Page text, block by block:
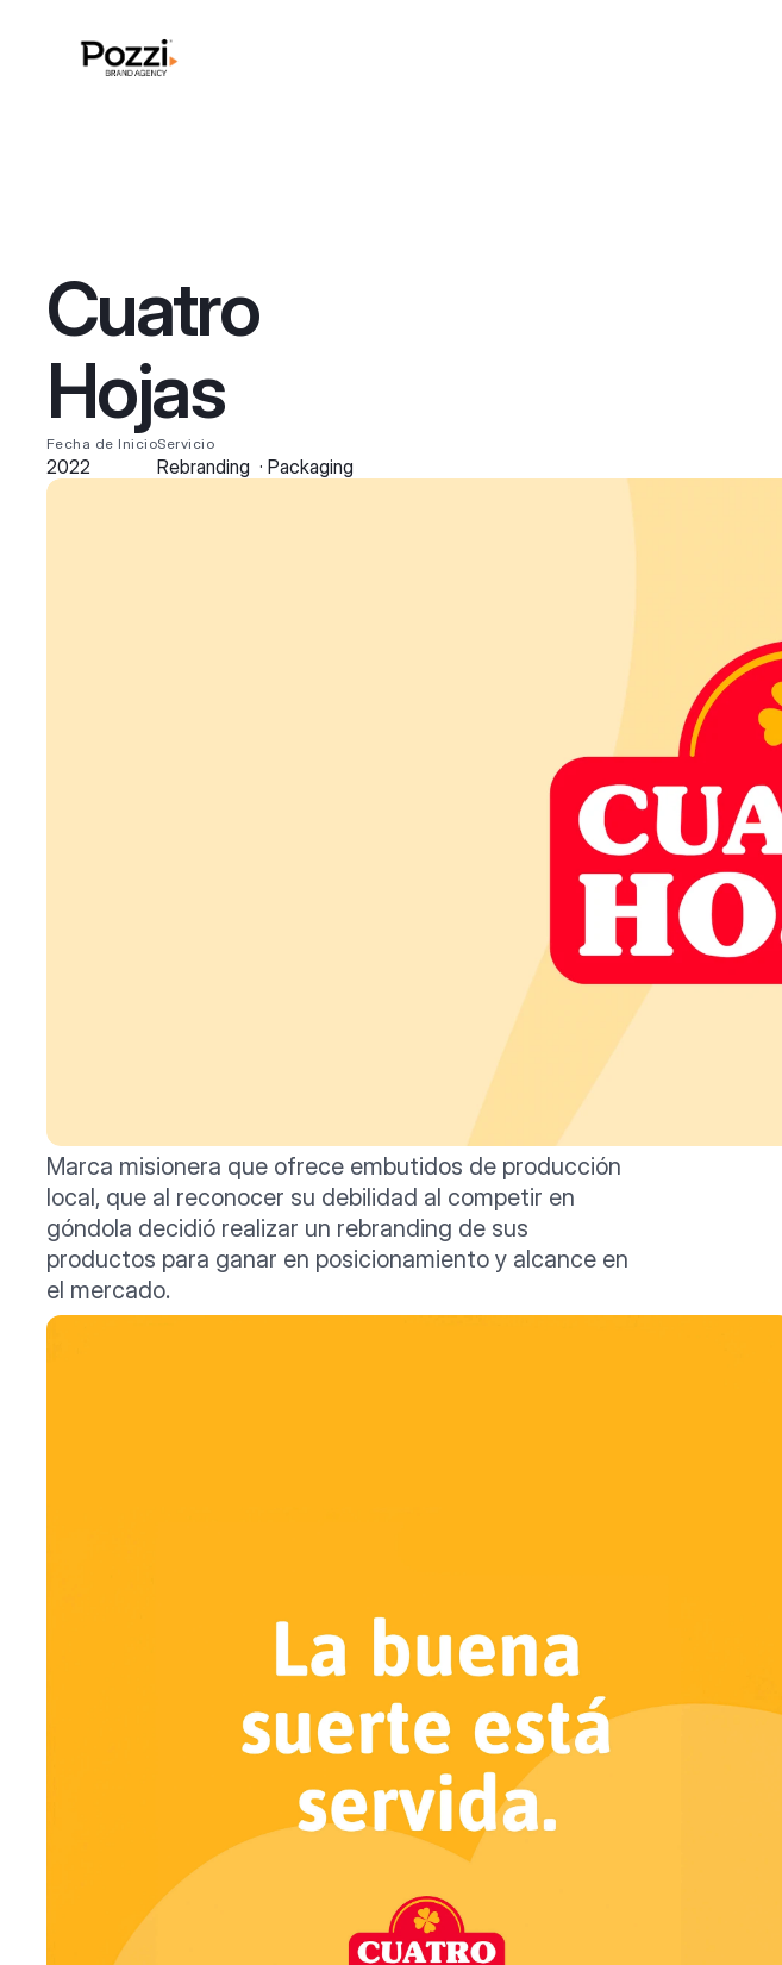
Cuatro
Hojas
Fecha de Inicio
2022
Servicio
Rebranding  · Packaging
Marca misionera que ofrece embutidos de producción
local, que al reconocer su debilidad al competir en
góndola decidió realizar un rebranding de sus
productos para ganar en posicionamiento y alcance en
el mercado.